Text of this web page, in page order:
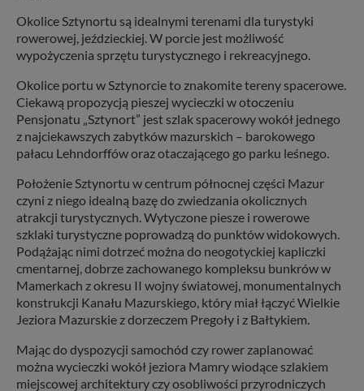
Okolice Sztynortu są idealnymi terenami dla turystyki
rowerowej, jeździeckiej. W porcie jest możliwość
wypożyczenia sprzętu turystycznego i rekreacyjnego.
Okolice portu w Sztynorcie to znakomite tereny spacerowe.
Ciekawą propozycją pieszej wycieczki w otoczeniu
Pensjonatu „Sztynort” jest szlak spacerowy wokół jednego
z najciekawszych zabytków mazurskich – barokowego
pałacu Lehndorffów oraz otaczającego go parku leśnego.
Położenie Sztynortu w centrum północnej części Mazur
czyni z niego idealną bazę do zwiedzania okolicznych
atrakcji turystycznych. Wytyczone piesze i rowerowe
szklaki turystyczne poprowadzą do punktów widokowych.
Podążając nimi dotrzeć można do neogotyckiej kapliczki
cmentarnej, dobrze zachowanego kompleksu bunkrów w
Mamerkach z okresu II wojny światowej, monumentalnych
konstrukcji Kanału Mazurskiego, który miał łączyć Wielkie
Jeziora Mazurskie z dorzeczem Pregoły i z Bałtykiem.
Mając do dyspozycji samochód czy rower zaplanować
można wycieczki wokół jeziora Mamry wiodące szlakiem
miejscowej architektury czy osobliwości przyrodniczych